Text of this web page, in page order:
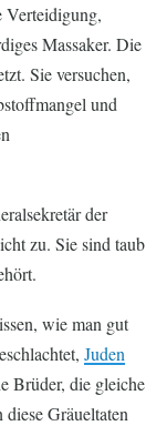
Verteidigung,
Massaker. Die
Sie versuchen,
und
der
zu. Sie sind taub
wie man gut
Juden
Brüder, die gleiche
Gräueltaten